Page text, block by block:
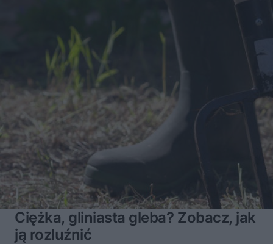
Ciężka, gliniasta gleba? Zobacz, jak
ją rozluźnić